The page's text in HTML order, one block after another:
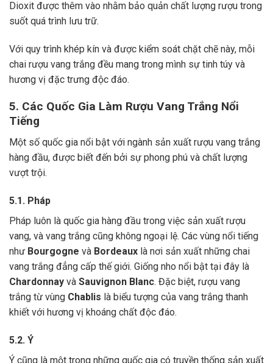
Dioxit được thêm vào nhằm bảo quản chất lượng rượu trong
suốt quá trình lưu trữ.
Với quy trình khép kín và được kiểm soát chặt chẽ này, mỗi
chai rượu vang trắng đều mang trong mình sự tinh túy và
hương vị đặc trưng độc đáo.
5. Các Quốc Gia Làm Rượu Vang Trắng Nổi
Tiếng
Một số quốc gia nổi bật với ngành sản xuất rượu vang trắng
hàng đầu, được biết đến bởi sự phong phú và chất lượng
vượt trội.
5.1. Pháp
Pháp luôn là quốc gia hàng đầu trong việc sản xuất rượu
vang, và vang trắng cũng không ngoại lệ. Các vùng nổi tiếng
như Bourgogne và Bordeaux là nơi sản xuất những chai
vang trắng đẳng cấp thế giới. Giống nho nổi bật tại đây là
Chardonnay và Sauvignon Blanc. Đặc biệt, rượu vang
trắng từ vùng Chablis là biểu tượng của vang trắng thanh
khiết với hương vị khoáng chất độc đáo.
5.2. Ý
Ý cũng là một trong những quốc gia có truyền thống sản xuất